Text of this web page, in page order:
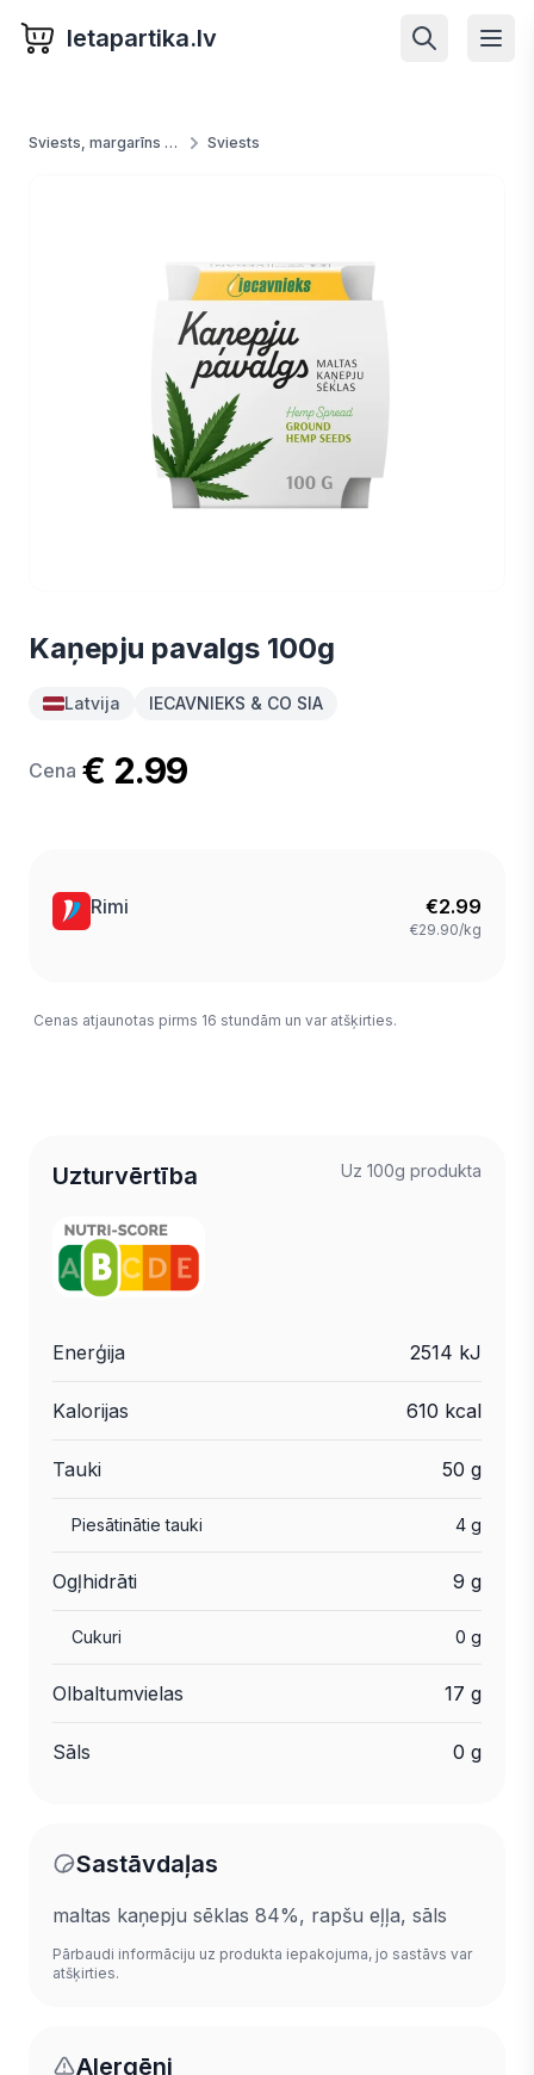
letapartika.lv
Sviests, margarīns un tauki Sviests
Kaņepju pavalgs 100g
Latvija IECAVNIEKS & CO SIA
Cena € 2.99
Rimi €2.99
€29.90/kg
Cenas atjaunotas pirms 16 stundām un var atšķirties.
Uzturvērtība Uz 100g produkta
Enerģija 2514 kJ
Kalorijas 610 kcal
Tauki 50 g
Piesātinātie tauki 4 g
Ogļhidrāti 9 g
Cukuri 0 g
Olbaltumvielas 17 g
Sāls 0 g
Sastāvdaļas
maltas kaņepju sēklas 84%, rapšu eļļa, sāls
Pārbaudi informāciju uz produkta iepakojuma, jo sastāvs var
atšķirties.
Alergēni